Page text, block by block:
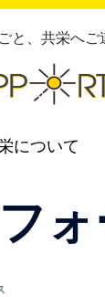
と、共栄へご
について